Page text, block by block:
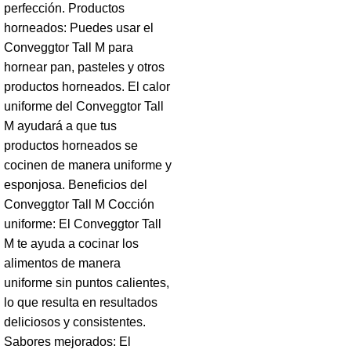
perfección. Productos
horneados: Puedes usar el
Conveggtor Tall M para
hornear pan, pasteles y otros
productos horneados. El calor
uniforme del Conveggtor Tall
M ayudará a que tus
productos horneados se
cocinen de manera uniforme y
esponjosa. Beneficios del
Conveggtor Tall M Cocción
uniforme: El Conveggtor Tall
M te ayuda a cocinar los
alimentos de manera
uniforme sin puntos calientes,
lo que resulta en resultados
deliciosos y consistentes.
Sabores mejorados: El